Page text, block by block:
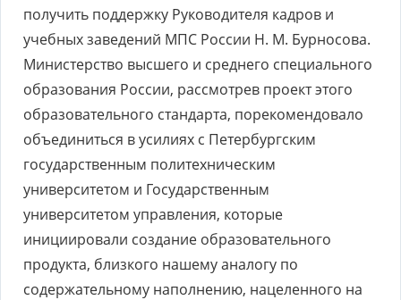
получить поддержку Руководителя кадров и
учебных заведений МПС России Н. М. Бурносова.
Министерство высшего и среднего специального
образования России, рассмотрев проект этого
образовательного стандарта, порекомендовало
объединиться в усилиях с Петербургским
государственным политехническим
университетом и Государственным
университетом управления, которые
инициировали создание образовательного
продукта, близкого нашему аналогу по
содержательному наполнению, нацеленного на